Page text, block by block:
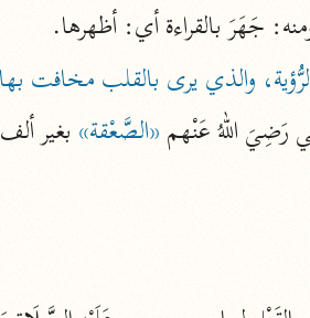
التحرير والتنوير
عاشور (١٣٩٣ هـ)
جَهَرَ بالقراءة أي: أظهرها.
والذي يرى بالقلب مخافت
رَضِيَ اللهُ عَنْهم «الصَّعْقة»